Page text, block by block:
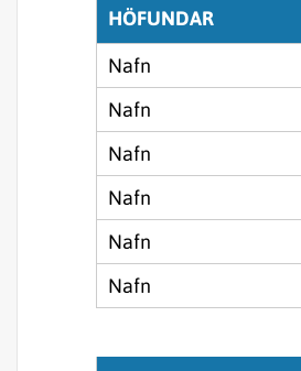
HÖFUNDAR
Nafn
Nafn
Nafn
Nafn
Nafn
Nafn